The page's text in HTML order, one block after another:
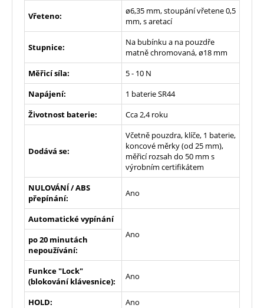
Vřeteno:
ø6,35 mm, stoupání vřetene 0,5
mm, s aretací
Stupnice:
Na bubínku a na pouzdře
matně chromovaná, ø18 mm
Měřicí síla:
5 - 10 N
Napájení:
1 baterie SR44
Životnost baterie:
Cca 2,4 roku
Dodává se:
Včetně pouzdra, klíče, 1 baterie,
koncové měrky (od 25 mm),
měřicí rozsah do 50 mm s
výrobním certifikátem
NULOVÁNÍ / ABS
přepínání:
Ano
Automatické vypínání
Ano
po 20 minutách
nepoužívání:
Funkce "Lock"
(blokování klávesnice):
Ano
HOLD:
Ano